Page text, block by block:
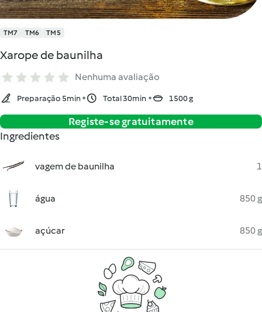
TM7 TM6 TM5
Xarope de baunilha
Nenhuma avaliação
Preparação 5min Total 30min 1500 g
Registe-se gratuitamente
Ingredientes
vagem de baunilha 1
água 850 g
açúcar 850 g